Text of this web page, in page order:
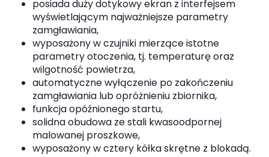
posiada duży dotykowy ekran z interfejsem
wyświetlającym najważniejsze parametry
zamgławiania,
wyposażony w czujniki mierzące istotne
parametry otoczenia, tj. temperaturę oraz
wilgotność powietrza,
automatyczne wyłączenie po zakończeniu
zamgławiania lub opróżnieniu zbiornika,
funkcja opóźnionego startu,
solidna obudowa ze stali kwasoodpornej
malowanej proszkowe,
wyposażony w cztery kółka skrętne z blokadą.